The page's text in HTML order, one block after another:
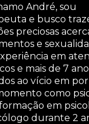
André, sou
e busco
preciosas
e
em
e mais de 7
ao vício em
como
em
durante 2